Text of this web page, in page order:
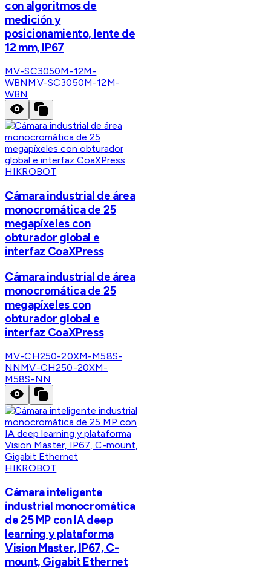
con algoritmos de
medición y
posicionamiento, lente de
12 mm, IP67
MV-SC3050M-12M-
WBNMV-SC3050M-12M-
WBN
HIKROBOT
Cámara industrial de área
monocromática de 25
megapíxeles con
obturador global e
interfaz CoaXPress
Cámara industrial de área
monocromática de 25
megapíxeles con
obturador global e
interfaz CoaXPress
MV-CH250-20XM-M58S-
NNMV-CH250-20XM-
M58S-NN
HIKROBOT
Cámara inteligente
industrial monocromática
de 25 MP con IA deep
learning y plataforma
Vision Master, IP67, C-
mount, Gigabit Ethernet